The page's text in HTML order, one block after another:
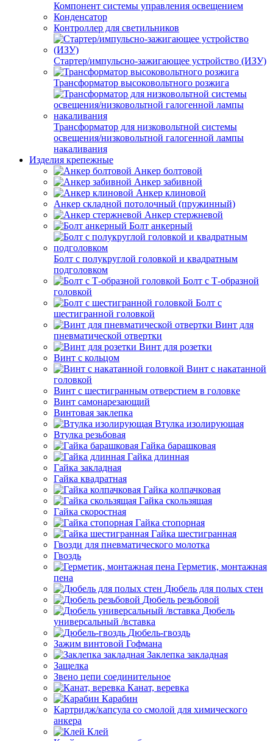
Компонент системы управления освещением
Конденсатор
Контроллер для светильников
Стартер/импульсно-зажигающее устройство (ИЗУ)
Трансформатор высоковольтного розжига
Трансформатор для низковольтной системы
освещения/низковольтной галогенной лампы
накаливания
Изделия крепежные
Анкер болтовой
Анкер забивной
Анкер клиновой
Анкер складной потолочный (пружинный)
Анкер стержневой
Болт анкерный
Болт с полукруглой головкой и квадратным
подголовком
Болт с Т-образной
головкой
Болт с
шестигранной головкой
Винт для
пневматической отвертки
Винт для розетки
Винт с кольцом
Винт с накатанной
головкой
Винт с шестигранным отверстием в головке
Винт самонарезающий
Винтовая заклепка
Втулка изолирующая
Втулка резьбовая
Гайка барашковая
Гайка длинная
Гайка закладная
Гайка квадратная
Гайка колпачковая
Гайка скользящая
Гайка скоростная
Гайка стопорная
Гайка шестигранная
Гвозди для пневматического молотка
Гвоздь
Герметик, монтажная
пена
Дюбель для полых стен
Дюбель резьбовой
Дюбель
универсальный /вставка
Дюбель-гвоздь
Зажим винтовой Гофмана
Заклепка закладная
Защелка
Звено цепи соединительное
Канат, веревка
Карабин
Картридж/капсула со смолой для химического
анкера
Клей